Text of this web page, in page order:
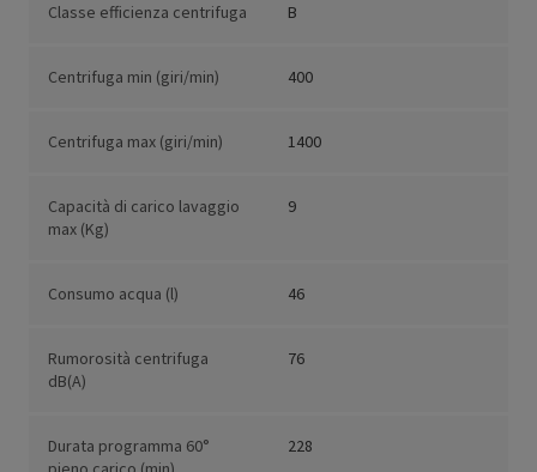
Classe efficienza centrifuga B
Centrifuga min (giri/min) 400
Centrifuga max (giri/min) 1400
Capacità di carico lavaggio
max (Kg)
9
Consumo acqua (l) 46
Rumorosità centrifuga
dB(A)
76
Durata programma 60°
228